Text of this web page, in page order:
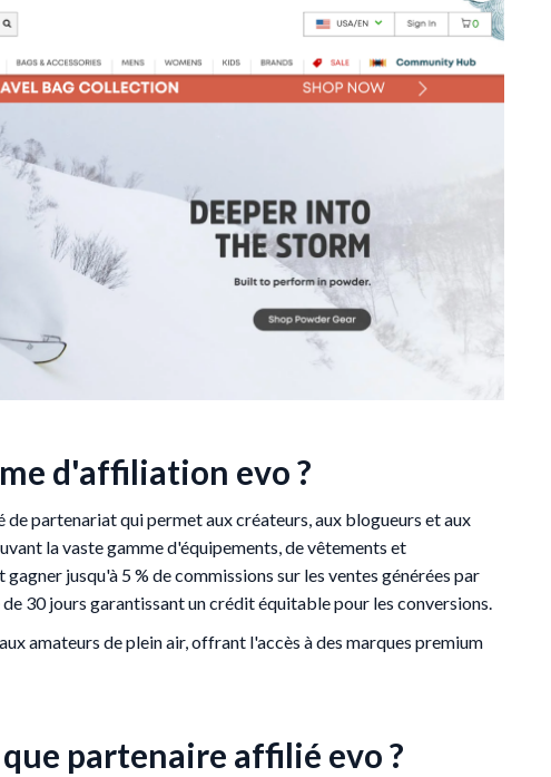
d'affiliation evo ?
partenariat qui permet aux créateurs, aux blogueurs et aux
la vaste gamme d'équipements, de vêtements et
jusqu'à 5 % de commissions sur les ventes générées par
30 jours garantissant un crédit équitable pour les conversions.
amateurs de plein air, offrant l'accès à des marques premium
partenaire affilié evo ?